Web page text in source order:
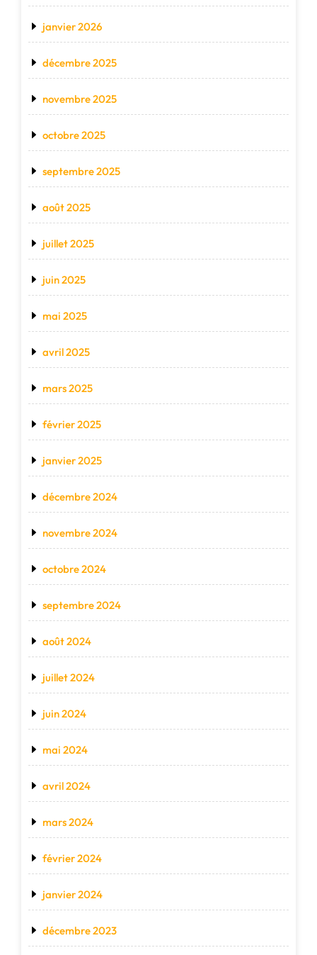
janvier 2026
décembre 2025
novembre 2025
octobre 2025
septembre 2025
août 2025
juillet 2025
juin 2025
mai 2025
avril 2025
mars 2025
février 2025
janvier 2025
décembre 2024
novembre 2024
octobre 2024
septembre 2024
août 2024
juillet 2024
juin 2024
mai 2024
avril 2024
mars 2024
février 2024
janvier 2024
décembre 2023